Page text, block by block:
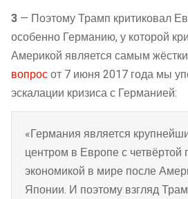
3 — Поэтому Трамп критиковал
особенно Германию, у которой
Америкой является самым
вопросот 7 июня 2017 года мы
эскалации кризиса с Германией:
«Германия является
центром в Европе с четвёртой
экономикой в мире после
Японии. И поэтому взгляд